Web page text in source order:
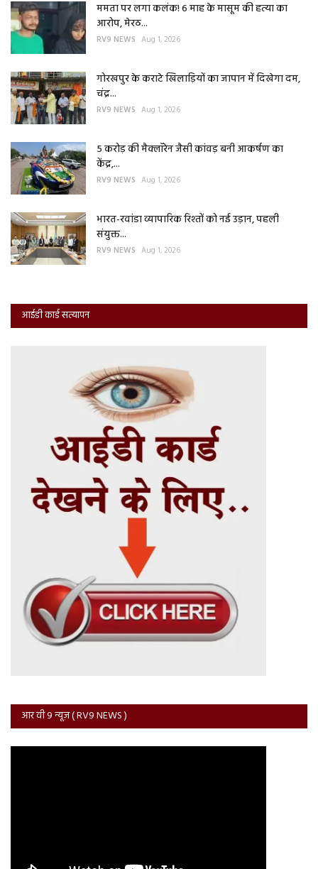
ममता पर लगा कलंक! 6 माह के मासूम की हत्या का
आरोप, मेरठ...
RV9 NEWS Aug 1, 2026
गोरखपुर के कराटे खिलाड़ियों का जापान में दिखेगा दम,
चंद्र...
RV9 NEWS Aug 1, 2026
5 करोड़ की मैक्लॉरेन जैसी कांवड़ बनी आकर्षण का
केंद्र,...
RV9 NEWS Aug 1, 2026
भारत-रवांडा व्यापारिक रिश्तों को नई उड़ान, पहली
संयुक्त...
RV9 NEWS Aug 1, 2026
आईडी कार्ड सत्यापन
आर वी 9 न्यूज़ ( RV9 NEWS )